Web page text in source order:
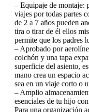
– Equipaje de montaje:
viajes por todas partes
de 2 a 7 años pueden
tira o tirar de él ellos
permite que los padres
– Aprobado por
colchón y una tapa
superficie del asiento,
mano crea un espacio
sea en un viaje corto o
– Amplio
esenciales de tu hijo
Para una organización